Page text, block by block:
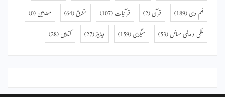
فہم دین (189) قرآن (2) قرآنیات (107) متفرق (64) مضامین (0)
ملکی و عالمی مسائل (53) میگزین (159) ویڈیوز (27) کتابیں (28)